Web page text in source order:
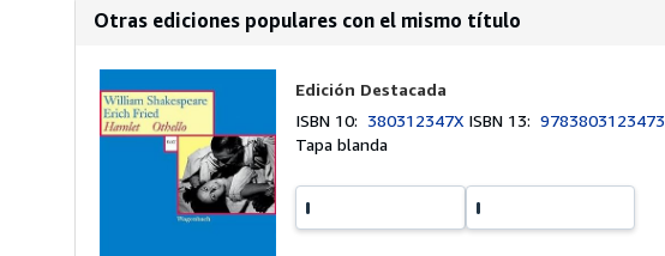
Otras ediciones populares con el mismo título
Edición Destacada
ISBN 10: 380312347X ISBN 13:9783803123473
Tapa blanda